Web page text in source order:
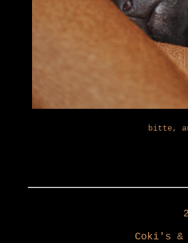
bitte,
Coki's &